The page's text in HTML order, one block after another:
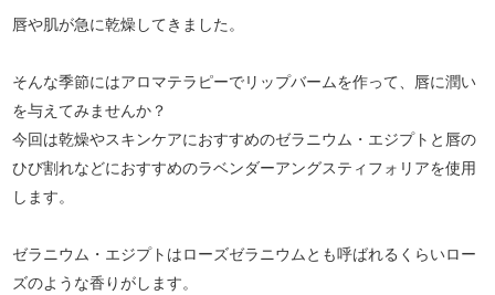
唇や肌が急に乾燥してきました。
そんな季節にはアロマテラピーでリップバームを作って、唇に潤い
を与えてみませんか？
今回は乾燥やスキンケアにおすすめのゼラニウム・エジプトと唇の
ひび割れなどにおすすめのラベンダーアングスティフォリアを使用
します。
ゼラニウム・エジプトはローズゼラニウムとも呼ばれるくらいロー
ズのような香りがします。